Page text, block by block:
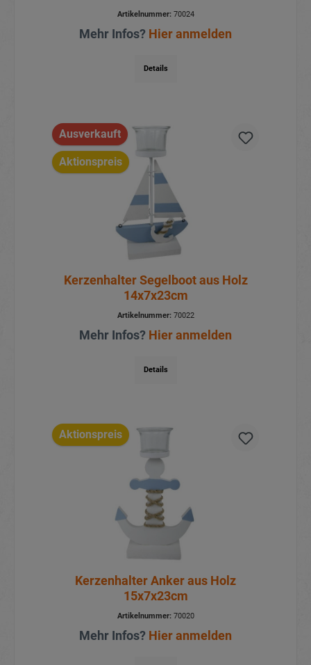
Artikelnummer:70024
Mehr Infos? Hier anmelden
Details
Ausverkauft
Aktionspreis
Kerzenhalter Segelboot aus Holz
14x7x23cm
Artikelnummer:70022
Mehr Infos? Hier anmelden
Details
Aktionspreis
Kerzenhalter Anker aus Holz
15x7x23cm
Artikelnummer:70020
Mehr Infos? Hier anmelden